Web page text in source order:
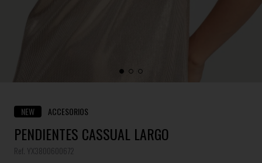
NEW ACCESORIOS
PENDIENTES CASSUAL LARGO
Ref. YX3800600672